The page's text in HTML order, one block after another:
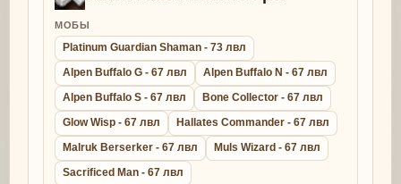
МОБЫ
Platinum Guardian Shaman - 73 лвл
Alpen Buffalo G - 67 лвл
Alpen Buffalo N - 67 лвл
Alpen Buffalo S - 67 лвл
Bone Collector - 67 лвл
Glow Wisp - 67 лвл
Hallates Commander - 67 лвл
Malruk Berserker - 67 лвл
Muls Wizard - 67 лвл
Sacrificed Man - 67 лвл